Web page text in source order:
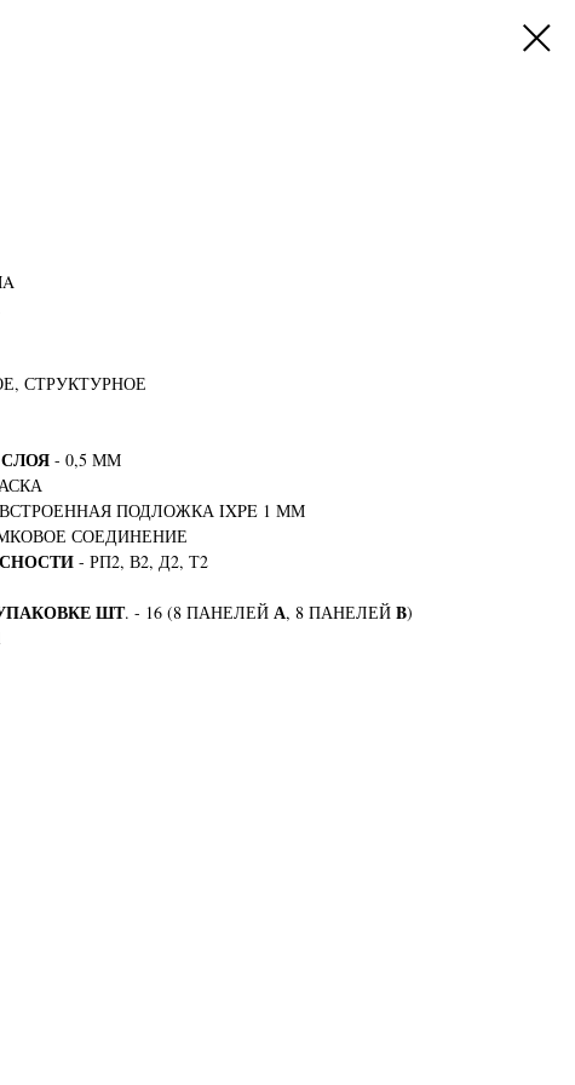
СТРУКТУРНОЕ
- 0,5 ММ
ПОДЛОЖКА IXPE 1 ММ
СОЕДИНЕНИЕ
- РП2, В2, Д2, Т2
ШТ. - 16 (8 ПАНЕЛЕЙ А, 8 ПАНЕЛЕЙ B)